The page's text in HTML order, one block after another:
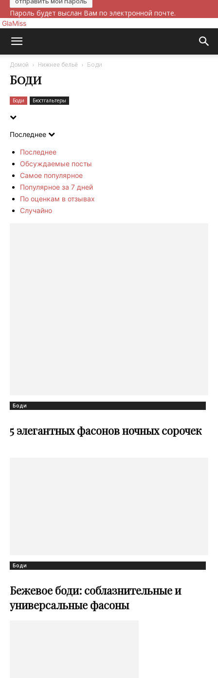
Пароль будет выслан Вам по электронной почте.
GlaMiss
Домой Нижнее бельё Боди
Боди
Боди Бюстгальтеры
Последнее
Последнее
Обсуждаемые посты
Самое популярное
Популярное за 7 дней
По оценкам в отзывах
Случайно
Боди
5 элегантных фасонов ночных сорочек
Боди
Бежевое боди: соблазнительные и
универсальные фасоны